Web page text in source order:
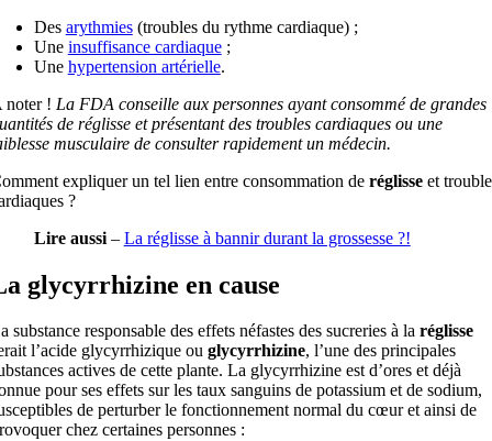
Des arythmies(troubles du rythme cardiaque) ;
Une insuffisance cardiaque;
Une hypertension artérielle.
noter ! La FDA conseille aux personnes ayant consommé de grandes
de réglisse et présentant des troubles cardiaques ou une
musculaire de consulter rapidement un médecin.
expliquer un tel lien entre consommation de réglisseet
?
Lire aussi– La réglisse à bannir durant la grossesse ?!
glycyrrhizine en cause
substance responsable des effets néfastes des sucreries à la réglisse
l’acide glycyrrhizique ou glycyrrhizine, l’une des principales
actives de cette plante. La glycyrrhizine est d’ores et déjà
pour ses effets sur les taux sanguins de potassium et de sodium,
de perturber le fonctionnement normal du cœur et ainsi de
chez certaines personnes :